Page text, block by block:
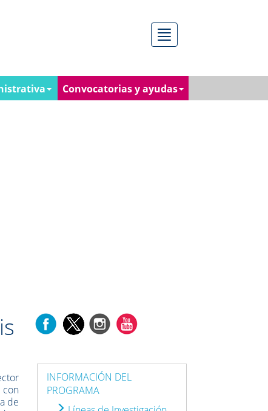
Menú
Convocatorias y ayudas
de
INFORMACIÓN DEL
PROGRAMA